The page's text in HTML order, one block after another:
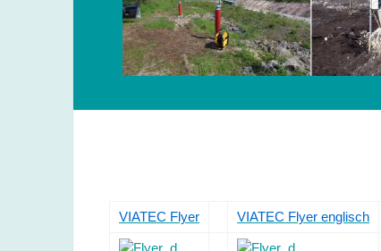
VIATEC Flyer VIATEC Flyer englisch